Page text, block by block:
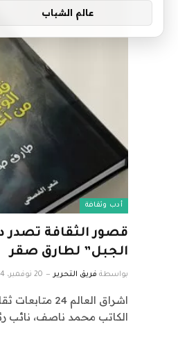
أدب وثقافة
قصور الثقافة تصدر
الجبل” لطارق صقر
بواسطة فريق التحرير 20 نوفمبر، 2024
اشراق
الكاتب محمد ناصف، نائب
عالم الشباب